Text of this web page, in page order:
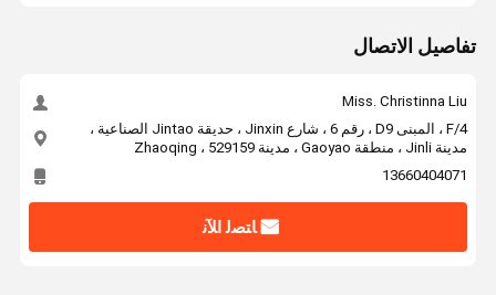
تفاصيل الاتصال
Miss. Christinna Liu
4/F ، المبنى D9 ، رقم 6 ، شارع Jinxin ، حديقة Jintao الصناعية ،
مدينة Jinli ، منطقة Gaoyao ، مدينة Zhaoqing ، 529159
13660404071
ﺎﺘﺼﻟ ﺍﻶﻧ